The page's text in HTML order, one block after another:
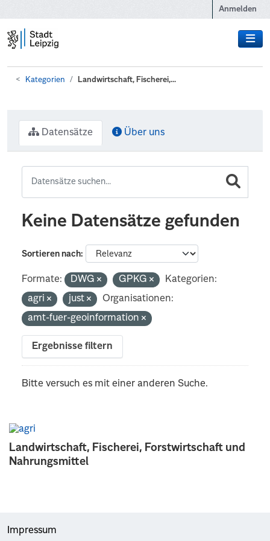
Anmelden
Kategorien Landwirtschaft, Fischerei,...
Landwirtschaft, Fischerei, Forstwirtschaft und
Nahrungsmittel
Datensätze Über uns
Keine Datensätze gefunden
Sortieren nach
Formate: DWG GPKG
Kategorien:
agri
just
Organisationen:
amt-fuer-geoinformation
Ergebnisse filtern
Bitte versuch es mit einer anderen Suche.
Impressum